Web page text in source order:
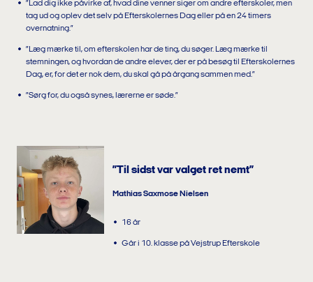
”Lad dig ikke påvirke af, hvad dine venner siger om andre efterskoler, men
tag ud og oplev det selv på Efterskolernes Dag eller på en 24 timers
overnatning.”
”Læg mærke til, om efterskolen har de ting, du søger. Læg mærke til
stemningen, og hvordan de andre elever, der er på besøg til Efterskolernes
Dag, er, for det er nok dem, du skal gå på årgang sammen med.”
”Sørg for, du også synes, lærerne er søde.”
”Til sidst var valget ret nemt”
Mathias Saxmose Nielsen
16 år
Går i 10. klasse på Vejstrup Efterskole